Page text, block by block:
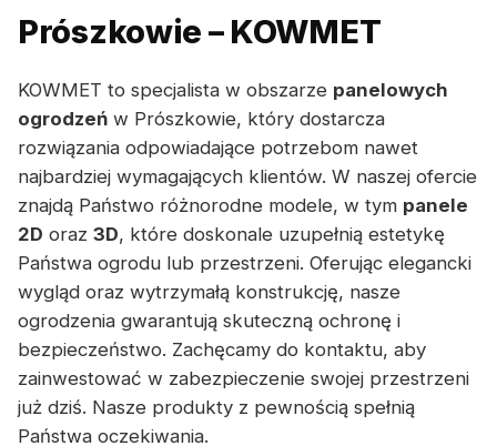
Prószkowie – KOWMET
KOWMET to specjalista w obszarze panelowych
ogrodzeń w Prószkowie, który dostarcza
rozwiązania odpowiadające potrzebom nawet
najbardziej wymagających klientów. W naszej ofercie
znajdą Państwo różnorodne modele, w tym panele
2D oraz 3D, które doskonale uzupełnią estetykę
Państwa ogrodu lub przestrzeni. Oferując elegancki
wygląd oraz wytrzymałą konstrukcję, nasze
ogrodzenia gwarantują skuteczną ochronę i
bezpieczeństwo. Zachęcamy do kontaktu, aby
zainwestować w zabezpieczenie swojej przestrzeni
już dziś. Nasze produkty z pewnością spełnią
Państwa oczekiwania.